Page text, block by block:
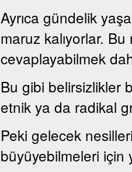
Ayrıca gündelik
maruz kalıyorlar.
cevaplayabilmek
Bu gibi belirsizlikler
etnik ya da radikal
Peki gelecek
büyüyebilmeleri için